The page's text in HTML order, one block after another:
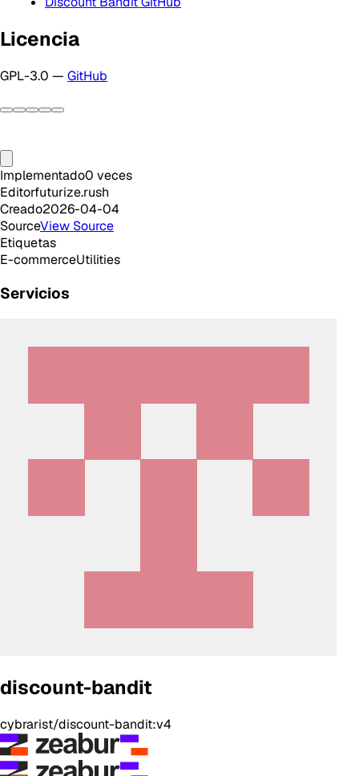
Licencia
GPL-3.0 — GitHub
Implementado0 veces
Editorfuturize.rush
Creado2026-04-04
SourceView Source
Etiquetas
E-commerceUtilities
Servicios
discount-bandit
cybrarist/discount-bandit:v4